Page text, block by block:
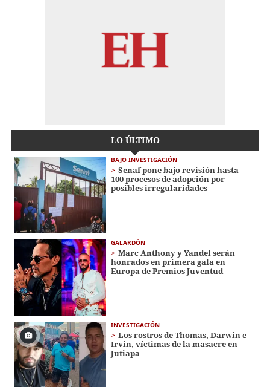
LO ÚLTIMO
BAJO INVESTIGACIÓN
Senaf pone bajo revisión hasta
100 procesos de adopción por
posibles irregularidades
GALARDÓN
Marc Anthony y Yandel serán
honrados en primera gala en
Europa de Premios Juventud
INVESTIGACIÓN
Los rostros de Thomas, Darwin e
Irvin, víctimas de la masacre en
Jutiapa